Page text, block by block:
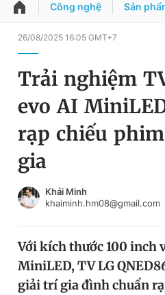
QUẢNG CÁO ĐẶT BÁO
Chuyên mục
Chuyên mục khác
Chào ngày mới
Tin thị trường
Video
Đổi mật khẩu
Tin đã lưu
Tin đã xem
Đăng xuất
Công nghệ Sản
26/08/2025 16:05 GMT+7
Trải nghiệm
evo AI
rạp chiếu
gia
Khải Minh
khaiminh.hm08@gmail.com
Với kích thước 100 inch
MiniLED, TV LG
giải trí gia đình chuẩn